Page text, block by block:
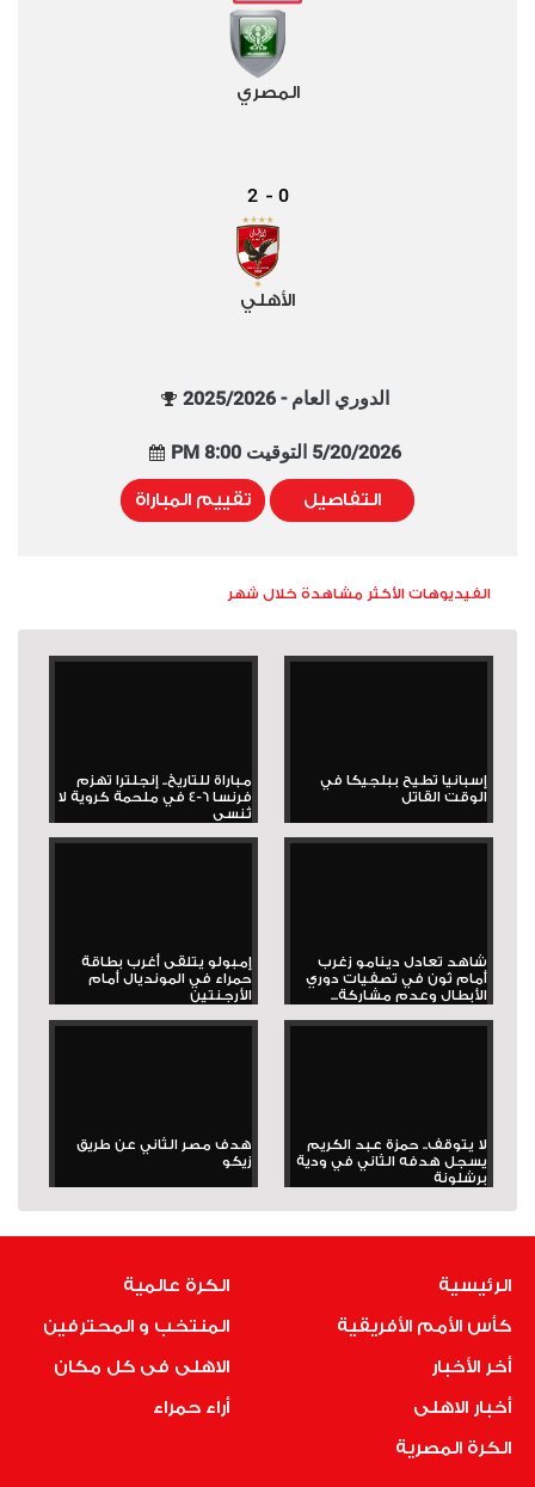
المصري
0
-
2
الأهلي
الدوري العام - 2025/2026
5/20/2026 التوقيت 8:00 PM
التفاصيل تقييم المباراة
الفيديوهات الأكثر مشاهدة خلال شهر
إسبانيا تطيح ببلجيكا في
الوقت القاتل
مباراة للتاريخ.. إنجلترا تهزم
فرنسا 6-4 في ملحمة كروية لا
تُنسى
شاهد تعادل دينامو زغرب
أمام ثون في تصفيات دوري
الأبطال وعدم مشاركة...
إمبولو يتلقى أغرب بطاقة
حمراء في المونديال أمام
الأرجنتين
لا يتوقف.. حمزة عبد الكريم
يسجل هدفه الثاني في ودية
برشلونة
هدف مصر الثاني عن طريق
زيكو
الرئيسية
كأس الأمم الأفريقية
أخر الأخبار
أخبار الاهلى
الكرة المصرية
الكرة عالمية
المنتخب و المحترفين
الاهلى فى كل مكان
أراء حمراء